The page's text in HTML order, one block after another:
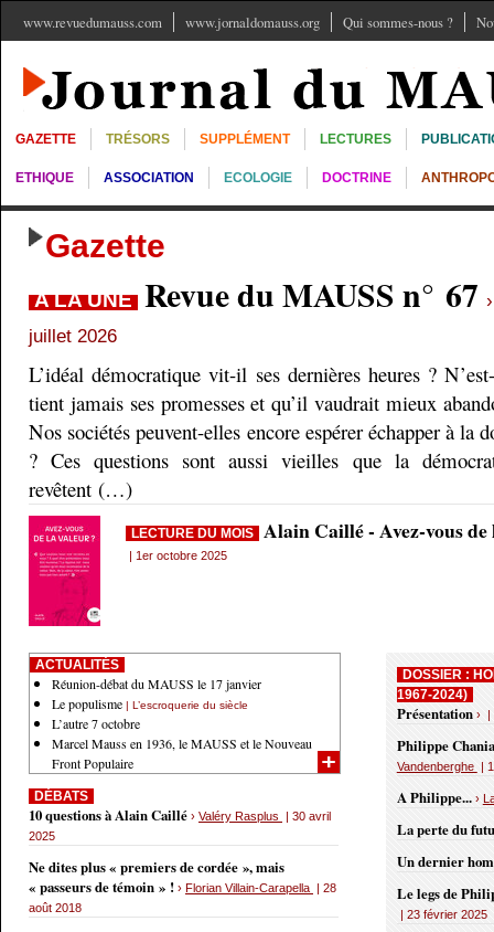
www.revuedumauss.com www.jornaldomauss.org Qui sommes-nous ?
GAZETTE TRÉSORS SUPPLÉMENT LECTURES
ETHIQUE ASSOCIATION ECOLOGIE DOCTRINE
Gazette
A LA UNE Revue du MAUSS n° 67
juillet 2026
L’idéal démocratique vit-il ses dernières heures ?
tient jamais ses promesses et qu’il vaudrait mieux
Nos sociétés peuvent-elles encore espérer échapper à la
? Ces questions sont aussi vieilles que la
revêtent (…)
LECTURE DU MOIS Alain Caillé - Avez-vous
| 1er octobre 2025
DOSSIER :
1967-2024)
Présentation › |
Philippe
Vandenberghe |
A Philippe... ›
La perte du
Un dernier
Le legs de
| 23 février 2025
ACTUALITÉS
Réunion-débat du MAUSS le 17 janvier
Le populisme | L’escroquerie du siècle
L’autre 7 octobre
Marcel Mauss en 1936, le MAUSS et le Nouveau
Front Populaire
DÉBATS
10 questions à Alain Caillé › Valéry Rasplus
| 30 avril
2025
Ne dites plus « premiers de cordée », mais
« passeurs de témoin » ! › Florian Villain-Carapella | 28
août 2018